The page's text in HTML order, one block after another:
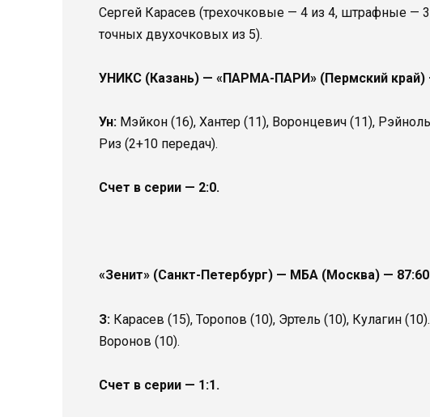
Сергей Карасев (трехочковые — 4 из 4, штрафные —
точных двухочковых из 5).
УНИКС (Казань) — «ПАРМА-ПАРИ» (Пермский край)
Ун: Мэйкон (16), Хантер (11), Воронцевич (11),
Риз (2+10 передач).
Счет в серии — 2:0.
«Зенит» (Санкт-Петербург) — МБА (Москва) — 87:60
З: Карасев (15), Торопов (10), Эртель (10), Кулагин (10).
Воронов (10).
Счет в серии — 1:1.